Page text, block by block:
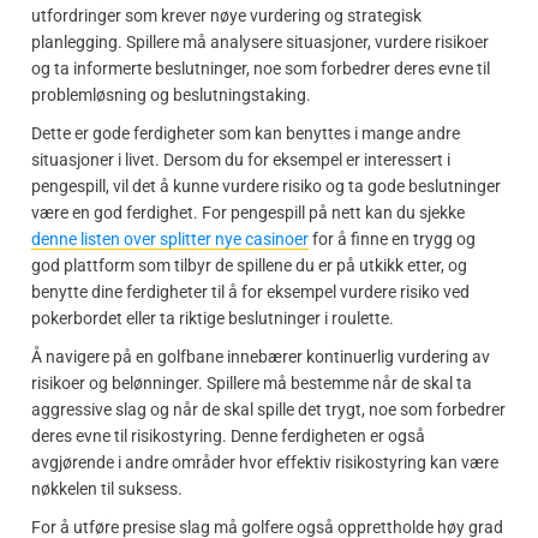
utfordringer som krever nøye vurdering og strategisk
planlegging. Spillere må analysere situasjoner, vurdere risikoer
og ta informerte beslutninger, noe som forbedrer deres evne til
problemløsning og beslutningstaking.
Dette er gode ferdigheter som kan benyttes i mange andre
situasjoner i livet. Dersom du for eksempel er interessert i
pengespill, vil det å kunne vurdere risiko og ta gode beslutninger
være en god ferdighet. For pengespill på nett kan du sjekke
denne listen over splitter nye casinoerfor å finne en trygg og
god plattform som tilbyr de spillene du er på utkikk etter, og
benytte dine ferdigheter til å for eksempel vurdere risiko ved
pokerbordet eller ta riktige beslutninger i roulette.
Å navigere på en golfbane innebærer kontinuerlig vurdering av
risikoer og belønninger. Spillere må bestemme når de skal ta
aggressive slag og når de skal spille det trygt, noe som forbedrer
deres evne til risikostyring. Denne ferdigheten er også
avgjørende i andre områder hvor effektiv risikostyring kan være
nøkkelen til suksess.
For å utføre presise slag må golfere også opprettholde høy grad